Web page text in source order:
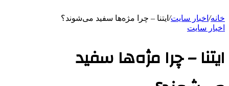
خانه/ اخبار سایت/ ايتنا – چرا مژه‌‌ها سفید می‌شوند؟
اخبار سایت
ايتنا – چرا مژه‌‌ها سفید